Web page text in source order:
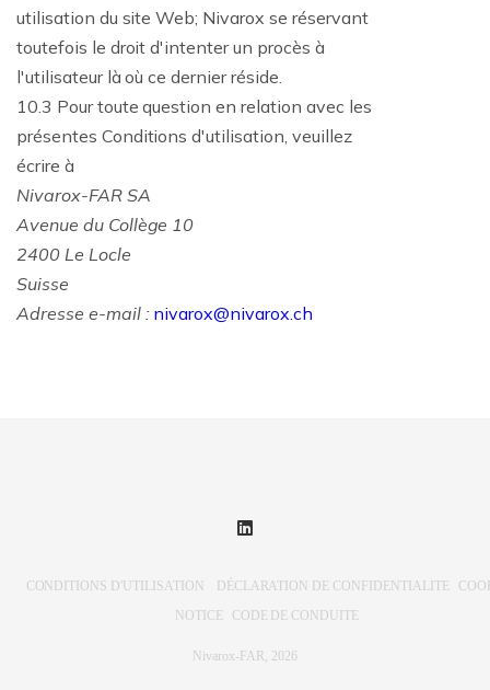
utilisation du site Web; Nivarox se réservant
toutefois le droit d'intenter un procès à
l'utilisateur là où ce dernier réside.
10.3 Pour toute question en relation avec les
présentes Conditions d'utilisation, veuillez
écrire à
Nivarox-FAR SA
Avenue du Collège 10
2400 Le Locle
Suisse
Adresse e-mail : nivarox@nivarox.ch
CONDITIONS D'UTILISATION DÉCLARATION DE CONFIDENTIALITE
NOTICE
CODE DE CONDUITE
Nivarox-FAR, 2026